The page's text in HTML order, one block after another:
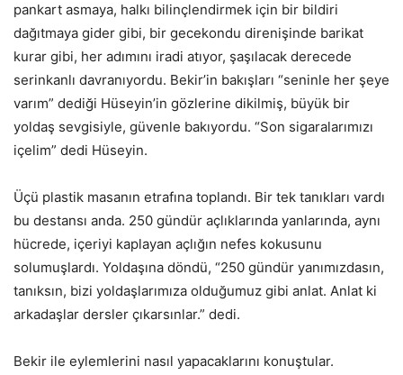
pankart asmaya, halkı bilinçlendirmek için bir bildiri
dağıtmaya gider gibi, bir gecekondu direnişinde barikat
kurar gibi, her adımını iradi atıyor, şaşılacak derecede
serinkanlı davranıyordu. Bekir’in bakışları “seninle her şeye
varım” dediği Hüseyin’in gözlerine dikilmiş, büyük bir
yoldaş sevgisiyle, güvenle bakıyordu. “Son sigaralarımızı
içelim” dedi Hüseyin.
Üçü plastik masanın etrafına toplandı. Bir tek tanıkları vardı
bu destansı anda. 250 gündür açlıklarında yanlarında, aynı
hücrede, içeriyi kaplayan açlığın nefes kokusunu
solumuşlardı. Yoldaşına döndü, “250 gündür yanımızdasın,
tanıksın, bizi yoldaşlarımıza olduğumuz gibi anlat. Anlat ki
arkadaşlar dersler çıkarsınlar.” dedi.
Bekir ile eylemlerini nasıl yapacaklarını konuştular.